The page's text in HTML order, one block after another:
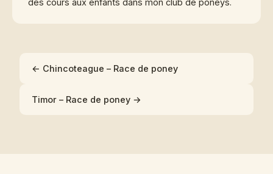
des cours aux enfants dans mon club de poneys.
← Chincoteague – Race de poney
Timor – Race de poney →